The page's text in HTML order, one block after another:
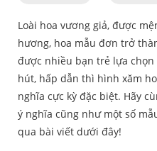
Loài hoa vương giả, được
hương, hoa mẫu đơn trở
được nhiều bạn trẻ lựa
hút, hấp dẫn thì hình xăm
nghĩa cực kỳ đặc biệt. Hãy
ý nghĩa cũng như một số
qua bài viết dưới đây!